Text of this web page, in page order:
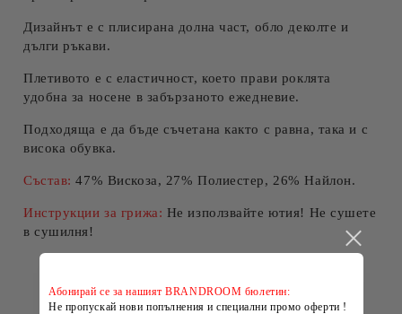
Дизайнът е с плисирана долна част, обло деколте и
дълги ръкави.
Плетивото е с еластичност, което прави роклята
удобна за носене в забързаното ежедневие.
Подходяща е да бъде съчетана както с равна, така и с
висока обувка.
Състав:47% Вискоза, 27% Полиестер, 26% Найлон.
Инструкции за грижа: Не използвайте ютия! Не сушете
в сушилня!
Абонирай се за нашият BRANDROOM бюлетин:
Не пропускай нови попълнения и специални промо оферти !